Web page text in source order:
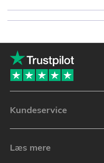
Kundeservice
Læs mere